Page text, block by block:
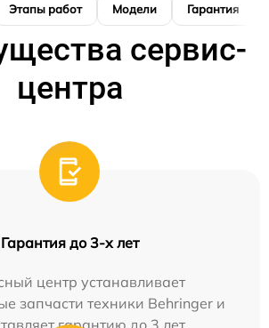
Этапы работ Модели Гарантия
сервис-
центра
Гарантия до 3-х лет
центр устанавливает
запчасти техники Behringer и
гарантию до 3 лет.